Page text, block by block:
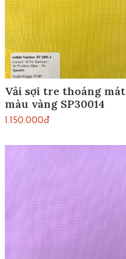
Vải sợi tre thoáng mát
màu vàng SP30014
1.150.000đ